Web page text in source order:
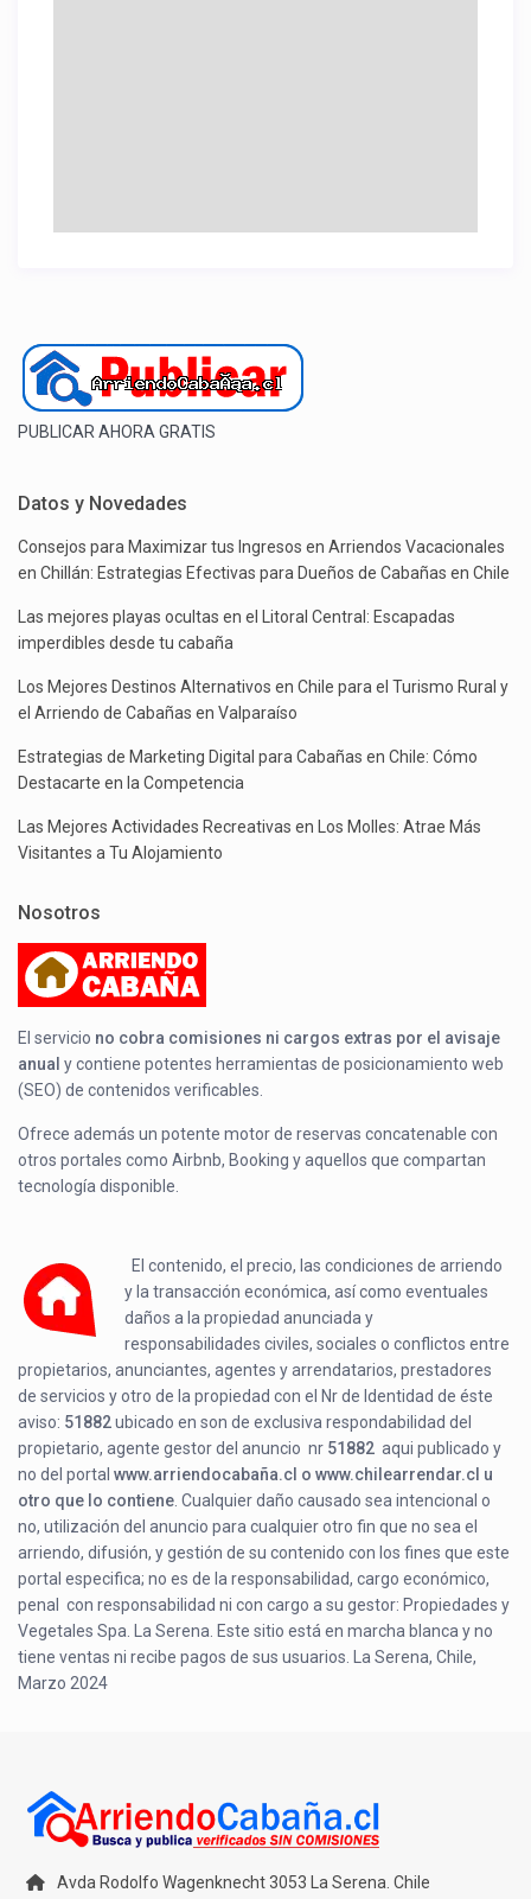
PUBLICAR AHORA GRATIS
Datos y Novedades
Consejos para Maximizar tus Ingresos en Arriendos Vacacionales
en Chillán: Estrategias Efectivas para Dueños de Cabañas en Chile
Las mejores playas ocultas en el Litoral Central: Escapadas
imperdibles desde tu cabaña
Los Mejores Destinos Alternativos en Chile para el Turismo Rural y
el Arriendo de Cabañas en Valparaíso
Estrategias de Marketing Digital para Cabañas en Chile: Cómo
Destacarte en la Competencia
Las Mejores Actividades Recreativas en Los Molles: Atrae Más
Visitantes a Tu Alojamiento
Nosotros
El servicio no cobra comisiones ni cargos extras por el avisaje
anual y contiene potentes herramientas de posicionamiento web
(SEO) de contenidos verificables.
Ofrece además un potente motor de reservas concatenable con
otros portales como Airbnb, Booking y aquellos que compartan
tecnología disponible.
El contenido, el precio, las condiciones de arriendo
y la transacción económica, así como eventuales
daños a la propiedad anunciada y
responsabilidades civiles, sociales o conflictos entre
propietarios, anunciantes, agentes y arrendatarios, prestadores
de servicios y otro de la propiedad con el Nr de Identidad de éste
aviso: 51882ubicado enson de exclusiva respondabilidad del
propietario, agente gestor del anuncio nr 51882 aqui publicado y
no del portalwww.arriendocabaña.cl o www.chilearrendar.cl u
otro que lo contiene . Cualquier daño causado sea intencional o
no, utilización del anuncio para cualquier otro fin que no sea el
arriendo, difusión, y gestión de su contenido con los fines que este
portal especifica; no es de la responsabilidad, cargo económico,
penal con responsabilidad ni con cargo a su gestor: Propiedades y
Vegetales Spa. La Serena. Este sitio está en marcha blanca y no
tiene ventas ni recibe pagos de sus usuarios. La Serena, Chile,
Marzo 2024
Avda Rodolfo Wagenknecht 3053 La Serena. Chile